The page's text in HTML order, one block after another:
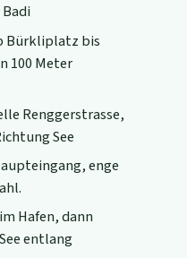
Bürkliplatz bis
100 Meter
Renggerstrasse,
See
enge
Hafen, dann
entlang